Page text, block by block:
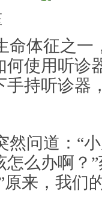
命体征之一
何使用听诊
持听诊器
然问道：“
么办啊？
原来，我们